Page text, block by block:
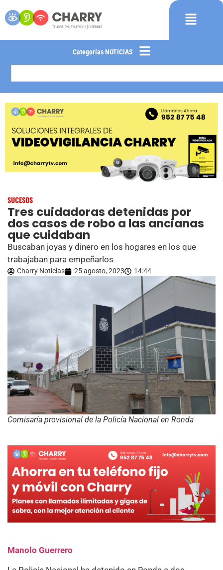
Categorías NOTICIAS
SUCESOS
Tres cuidadoras detenidas por
dos casos de robo a las ancianas
que cuidaban
Buscaban joyas y dinero en los hogares en los que
trabajaban para empeñarlos
Charry Noticias 25 agosto, 2023 14:44
Comisaría provisional de la Policía Nacional en Ronda
Manolo Guerrero